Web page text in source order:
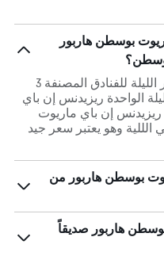
بوسطن هاربور
هناك فرق يبلغ 5% في متوسط ​​سعر الليلة للفنادق المصنفة 3
الواحدة ريزيدنس إن باي
إن باي ماريوت
هو فقط 1,529 ﷼ في الللية وهو يعتبر سعر جيد
بوسطن هاربور من
هاربور صديقاً